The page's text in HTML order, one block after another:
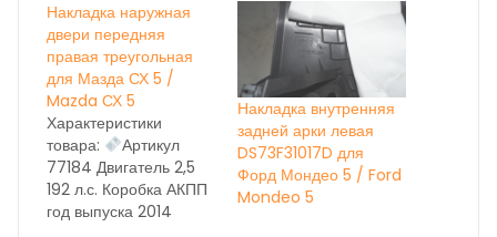
Накладка наружная
двери передняя
правая треугольная
для Мазда СХ 5 /
Mazda СХ 5
Характеристики
товара:
Артикул
77184 Двигатель 2,5
192 л.с. Коробка АКПП
год выпуска 2014
Накладка внутренняя
задней арки левая
DS73F31017D для
Форд Мондео 5 / Ford
Mondeo 5